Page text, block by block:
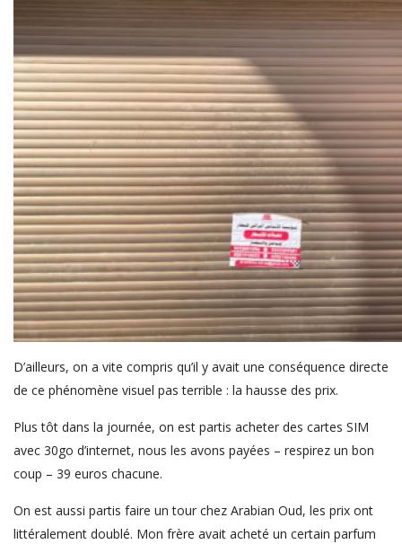
D’ailleurs, on a vite compris qu’il y avait une conséquence directe
de ce phénomène visuel pas terrible : la hausse des prix.
Plus tôt dans la journée, on est partis acheter des cartes SIM
avec 30go d’internet, nous les avons payées – respirez un bon
coup – 39 euros chacune.
On est aussi partis faire un tour chez Arabian Oud, les prix ont
littéralement doublé. Mon frère avait acheté un certain parfum